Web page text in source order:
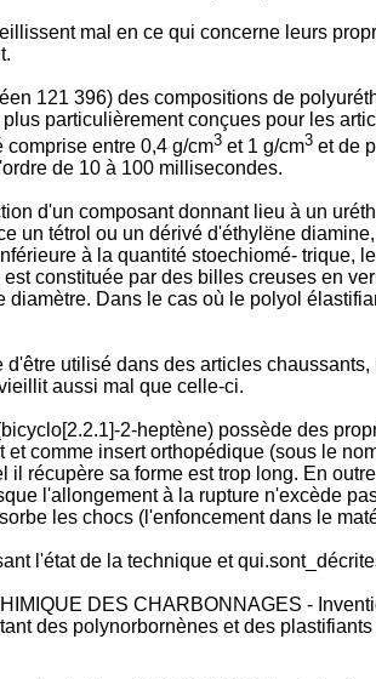
mal en ce qui concerne leurs
121 396) des compositions de
particulièrement conçues pour les
entre 0,4 g/cm3 et 1 g/cm3 et de
de 10 à 100 millisecondes.
d'un composant donnant lieu à un
un tétrol ou un dérivé d'éthylëne
à la quantité stoechiomé- trique,
constituée par des billes creuses en
Dans le cas où le polyol
utilisé dans des articles
aussi mal que celle-ci.
2-heptène) possède des
comme insert orthopédique (sous le
récupère sa forme est trop long. En
l'allongement à la rupture n'excède
les chocs (l'enfoncement dans le
l'état de la technique et
DES CHARBONNAGES -
des polynorbornènes et des